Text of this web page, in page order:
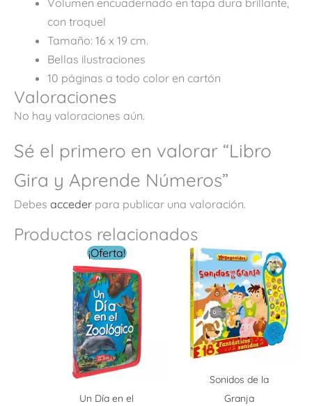
con troquel
Tamaño: 16 x 19 cm.
Bellas ilustraciones
10 páginas a todo color en cartón
Valoraciones
No hay valoraciones aún.
Sé el primero en valorar “Libro
Gira y Aprende Números”
Debes acceder para publicar una valoración.
Productos relacionados
¡Oferta!
Un Día en el
El
precio
original
era:
$ 249.00.
Sonidos de la
Granja